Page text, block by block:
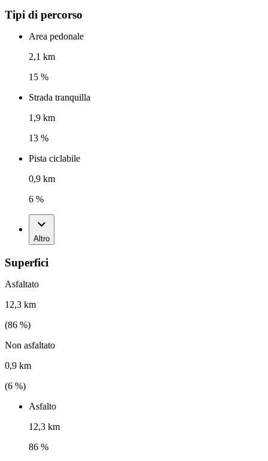
Tipi di percorso
Area pedonale
2,1 km
15 %
Strada tranquilla
1,9 km
13 %
Pista ciclabile
0,9 km
6 %
Altro
Superfici
Asfaltato
12,3 km
(86 %)
Non asfaltato
0,9 km
(6 %)
Asfalto
12,3 km
86 %